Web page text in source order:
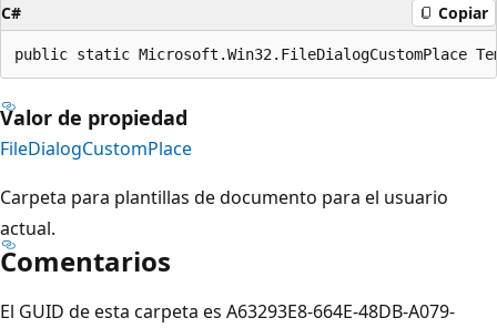
C# Copiar
public static Microsoft.Win32.FileDialogCustomPlace
Valor de propiedad
FileDialogCustomPlace
Carpeta para plantillas de documento para el usuario
actual.
Comentarios
El GUID de esta carpeta es A63293E8-664E-48DB-A079-